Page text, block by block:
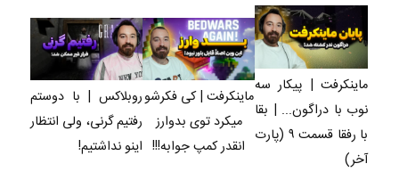
ماینکرفت | پیکار سه
نوب با دراگون... | بقا
با رفقا قسمت ۹ (پارت
آخر)
ماینکرفت | کی فکرشو
میکرد توی بدوارز
انقدر کمپ جوابه!!!
روبلاکس | با دوستم
رفتیم گرنی، ولی انتظار
اینو نداشتیم!